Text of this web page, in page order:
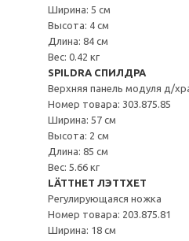
Ширина: 5 см
Высота: 4 см
Длина: 84 см
Вес: 0.42 кг
SPILDRA СПИЛДРА
Верхняя панель модуля д/
Номер товара: 303.875.85
Ширина: 57 см
Высота: 2 см
Длина: 85 см
Вес: 5.66 кг
LÄTTHET ЛЭТТХЕТ
Регулирующаяся ножка
Номер товара: 203.875.81
Ширина: 18 см